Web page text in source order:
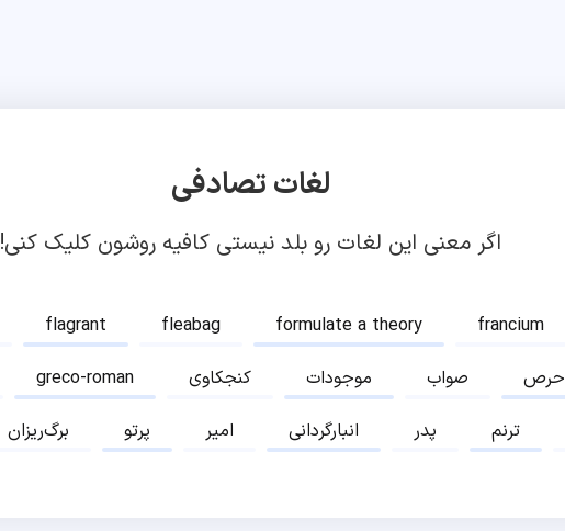
لغات تصادفی
اگر معنی این لغات رو بلد نیستی کافیه روشون کلیک کنی!
flagrant fleabag formulate a theory francium
greco-roman کنجکاوی موجودات صواب حرص
برگ‌ریزان پرتو امیر انبارگردانی پدر ترنم